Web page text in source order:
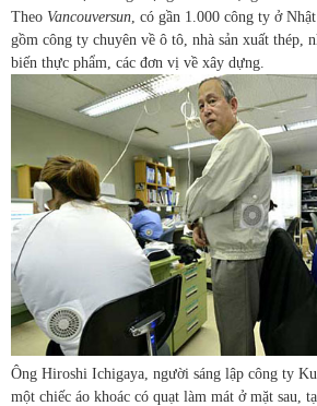
Theo Vancouversun , có gần 1.000 công ty ở
gồm công ty chuyên về ô tô, nhà sản xuất thép,
biến thực phẩm, các đơn vị về xây dựng.
Ông Hiroshi Ichigaya, người sáng lập công ty
một chiếc áo khoác có quạt làm mát ở mặt sau,